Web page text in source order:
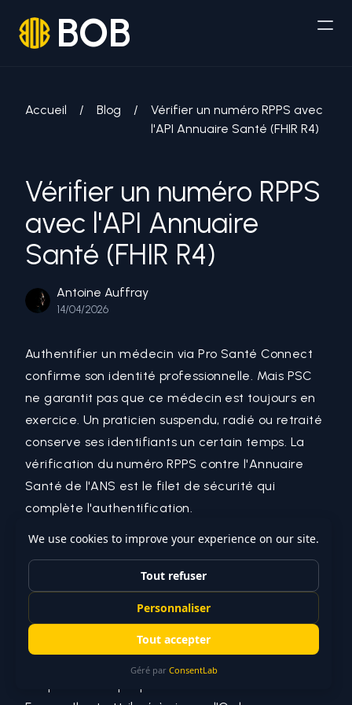
BOB
Accueil / Blog /
Vérifier un numéro RPPS avec
l'API Annuaire Santé (FHIR R4)
Vérifier un numéro RPPS
avec l'API Annuaire
Santé (FHIR R4)
Antoine Auffray
14/04/2026
Authentifier un médecin viaPro Santé Connect
confirme son identité professionnelle. Mais PSC
ne garantit pas que ce médecin est toujours en
exercice. Un praticien suspendu, radié ou retraité
conserve ses identifiants un certain temps. La
vérification du numéro RPPS contre l'Annuaire
Santé de l'ANS est le filet de sécurité qui
complète l'authentification.
parser la réponse, et intégrer le tout dans un
backend NestJS. Comptez 10 minutes de lecture.
Pourquoi vérifier le RPPS est indispensable
Le numéro RPPS (Répertoire Partagé des
Professionnels de Santé) est l'identifiant national